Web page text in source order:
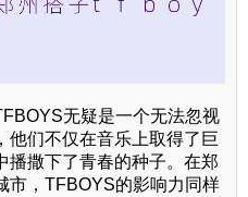
无疑是一个无法忽视
他们不仅在音乐上取得了巨
播撒下了青春的种子。在郑
市，TFBOYS的影响力同样